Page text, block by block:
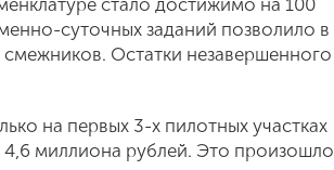
стало достижимо на 100
суточных заданий позволило в
Остатки незавершенного
на первых 3-х пилотных участках
4,6 миллиона рублей. Это произошло